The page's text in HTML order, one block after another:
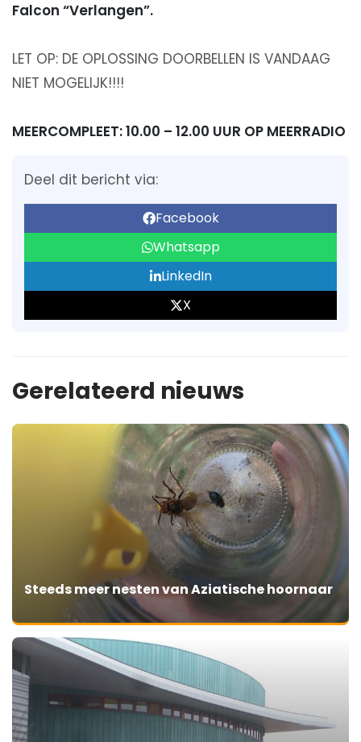
Falcon “Verlangen”.
LET OP: DE OPLOSSING DOORBELLEN IS VANDAAG
NIET MOGELIJK!!!!
MEERCOMPLEET: 10.00 – 12.00 UUR OP MEERRADIO
Deel dit bericht via:
Facebook
Whatsapp
LinkedIn
X
Gerelateerd nieuws
Steeds meer nesten van Aziatische hoornaar